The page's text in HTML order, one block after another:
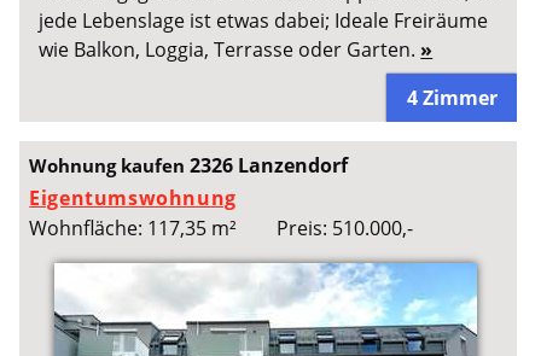
jede Lebenslage ist etwas dabei; Ideale Freiräume
wie Balkon, Loggia, Terrasse oder Garten. »
4 Zimmer
Wohnung kaufen2326 Lanzendorf
Eigentumswohnung
Wohnfläche: 117,35 m²
Preis: 510.000,-